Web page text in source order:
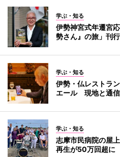
学ぶ・知る
伊勢神宮式年遷宮
勢さん』の旅」刊行
学ぶ・知る
伊勢・仏レストラ
エール 現地と通信
学ぶ・知る
志摩市民病院の屋
再生が50万回超に